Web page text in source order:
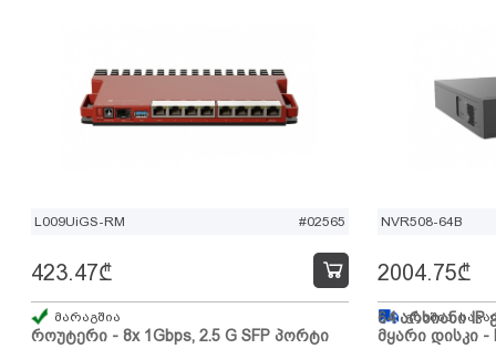
L009UiGS-RM #02565
როუტერი - 8x 1Gbps, 2.5 G SFP პორტი
423.47₾
მარაგშია
NVR508-64B
64 არხიანი IP
მყარი დისკი -
2004.75₾
გზაშია,